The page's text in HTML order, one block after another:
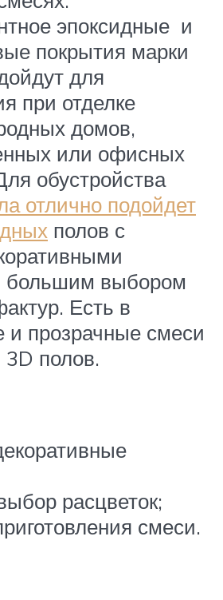
эпоксидные и
покрытия марки
для
при отделке
домов,
или офисных
обустройства
отлично подойдет
полов с
большим выбором
Есть в
и прозрачные смеси
полов.
расцветок;
смеси.